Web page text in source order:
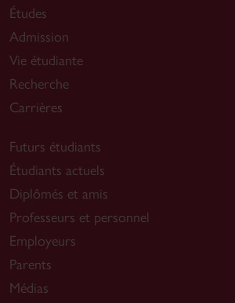
Études
Admission
Vie étudiante
Recherche
Carrières
Futurs étudiants
Étudiants actuels
Diplômés et amis
Professeurs et personnel
Employeurs
Parents
Médias